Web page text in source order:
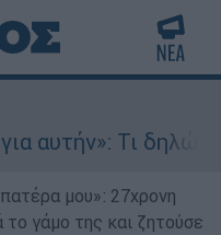
Τι δηλώνει στο
μου»: 27χρονη
γάμο της και ζητούσε